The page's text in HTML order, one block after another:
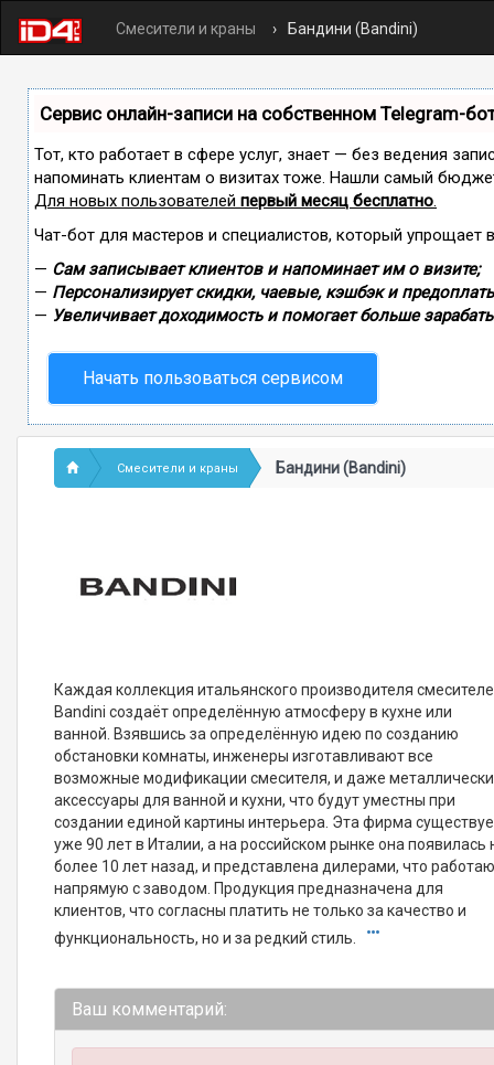
Смесители и краны Бандини (Bandini)
Сервис онлайн-записи на собственном Telegram-
Тот, кто работает в сфере услуг, знает — без ведения
напоминать клиентам о визитах тоже. Нашли самый
Для новых пользователей первый месяц бесплатно.
Чат-бот для мастеров и специалистов, который упрощает
— Сам записывает клиентов и напоминает им о визите;
— Персонализирует скидки, чаевые, кэшбэк и
— Увеличивает доходимость и помогает больше
Начать пользоваться сервисом
Смесители и краны Бандини (Bandini)
Каждая коллекция итальянского производителя
Bandini создаёт определённую атмосферу в кухне или
ванной. Взявшись за определённую идею по созданию
обстановки комнаты, инженеры изготавливают все
возможные модификации смесителя, и даже
аксессуары для ванной и кухни, что будут уместны при
создании единой картины интерьера. Эта фирма
уже 90 лет в Италии, а на российском рынке она появилась
более 10 лет назад, и представлена дилерами, что
напрямую с заводом. Продукция предназначена для
клиентов, что согласны платить не только за качество и
функциональность, но и за редкий стиль.
Ваш комментарий: